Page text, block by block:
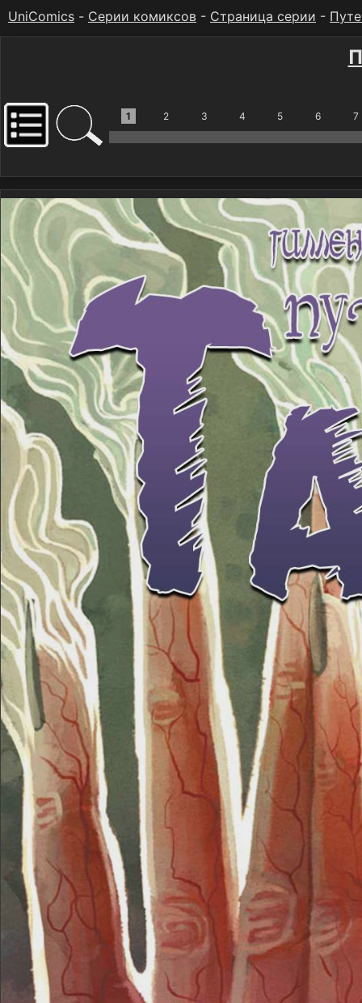
UniComics - Серии комиксов - Страница серии -
1 2 3 4 5 6 7